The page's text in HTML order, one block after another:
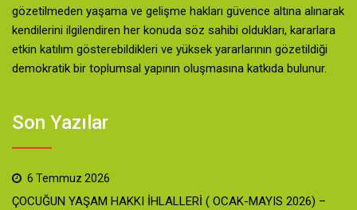
gözetilmeden yaşama ve gelişme hakları güvence altına alınarak
kendilerini ilgilendiren her konuda söz sahibi oldukları, kararlara
etkin katılım gösterebildikleri ve yüksek yararlarının gözetildiği
demokratik bir toplumsal yapının oluşmasına katkıda bulunur.
Son Yazılar
6 Temmuz 2026
ÇOCUĞUN YAŞAM HAKKI İHLALLERİ ( OCAK-MAYIS 2026) –